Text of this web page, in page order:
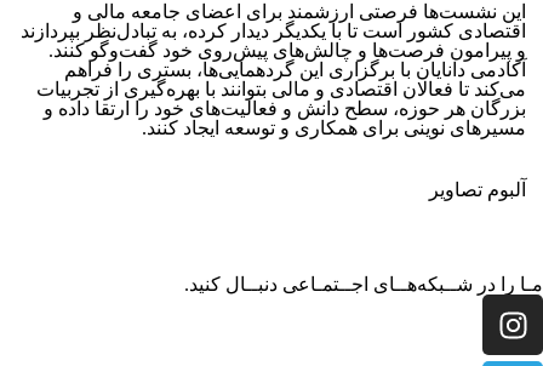
این نشست‌ها فرصتی ارزشمند برای اعضای جامعه مالی و
اقتصادی کشور است تا با یکدیگر دیدار کرده، به تبادل‌نظر بپردازند
و پیرامون فرصت‌ها و چالش‌های پیش‌روی خود گفت‌وگو کنند.
آکادمی دانایان با برگزاری این گردهمایی‌ها، بستری را فراهم
می‌کند تا فعالان اقتصادی و مالی بتوانند با بهره‌گیری از تجربیات
بزرگان هر حوزه، سطح دانش و فعالیت‌های خود را ارتقا داده و
مسیرهای نوینی برای همکاری و توسعه ایجاد کنند.
آلبوم تصاویر
مـا را در شــبکه‌هــای اجــتمـاعی دنبــال کنید.